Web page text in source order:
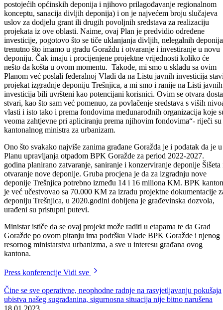
Skupština Bosansko-podrinjskog kantona Goražde na svojoj
posljednjoj sjednici usvojila je Plan upravljanja otpadom BPK
za period 2022-2027. godina.
Donošenje ovog planskog dokumenta, prema riječima ministra za
urbanizam, prostorno uređenje i zaštitu okoline u Vladi BPK Goražde
Bojana Krunića, zakonska je obaveza svakog kantona u Federaciji
BiH i osnova je za planiranje upravljanja otpadom kako na nivou
Kantona, tako i na nivou općina.
Plan upravljanja otpadom BPK Goražde za period 2022-2027. godina
u skladu je sa federalnom Strategijom o zaštiti okoliša i Zakonom o
upravljanju otpadom i jedan je od najvažnijih dokumenata aktuelnih u
ovo vrijeme, naglasio je ministar Krunić koji je izrazio zadovoljstvo
su skupštinski zastupnici shvatili ozbiljnost njegovog donošenja te ga
usvojili jednoglasno.
Izdvaja da su prije njegovog konačnog usvajanja izvršene sve
procedure te da je firma firma „Enova„ d.o.o. iz Sarajeva koja je bila
angažovana na izradi Plana, održala niz prezentacija u zgradi Vlade
BPK, na kojima su svi zainteresovani subjekti, lokalne zajednice,
Gradska uprava, komunalna preduzeća, nevladine organizacije, a
sugestije, kako bi se finalna verzija plana, uz sve usvojene žalbe,
inicijative i primjedbe mogla naći na sjednici Skupštine BPK-a
Goražde 31.maja.
Nakon usvajanja kantonalnog plana, tu obavezu imaju i općine u